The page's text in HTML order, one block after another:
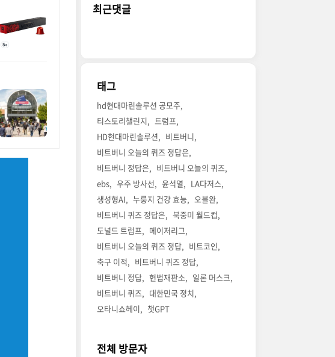
최근댓글
태그
hd현대마린솔루션 공모주
티스토리챌린지
트럼프
HD현대마린솔루션
비트버니
비트버니 오늘의 퀴즈 정답은
비트버니 정답은
비트버니 오늘의 퀴즈
ebs
우주 방사선 윤석열
LA다저스
생성형AI
누룽지 건강 효능
오블완
비트버니 퀴즈 정답은
북중미 월드컵
도널드 트럼프
메이저리그
비트버니 오늘의 퀴즈 정답
비트코인
축구 이적
비트버니 퀴즈 정답
비트버니 정답
헌법재판소
일론 머스크
비트버니 퀴즈
대한민국 정치
오타니쇼헤이
챗GPT
전체 방문자